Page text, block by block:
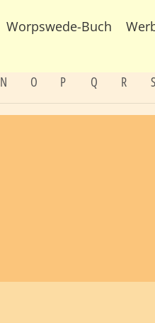
Worpswede-Buch
N O P Q R S